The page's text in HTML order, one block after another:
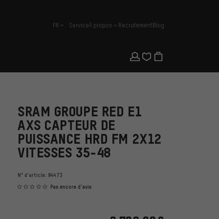
français
FR ServiceÀ propos RecrutementBlog
SRAM GROUPE RED E1
AXS CAPTEUR DE
PUISSANCE HRD FM 2X12
VITESSES 35-48
N° d'article: 94473
Pas encore d'avis